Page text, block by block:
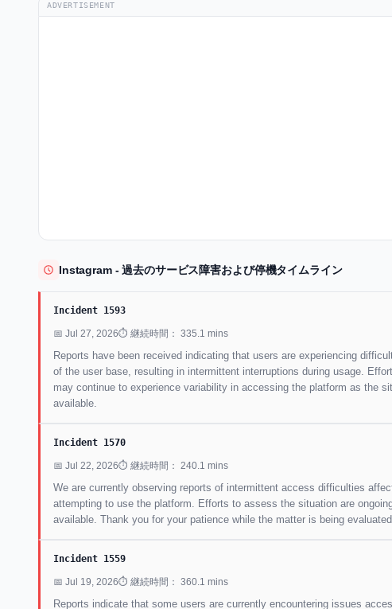
ADVERTISEMENT
Instagram - 過去のサービス障害および停機タイムライン
Incident 1593
📅 Jul 27, 2026⏱ 継続時間： 335.1 mins
Reports have been received indicating that users are experiencing
of the user base, resulting in intermittent interruptions during usage.
may continue to experience variability in accessing the platform as the
available.
Incident 1570
📅 Jul 22, 2026⏱ 継続時間： 240.1 mins
We are currently observing reports of intermittent access difficulties
attempting to use the platform. Efforts to assess the situation are
available. Thank you for your patience while the matter is being evaluated.
Incident 1559
📅 Jul 19, 2026⏱ 継続時間： 360.1 mins
Reports indicate that some users are currently encountering issues